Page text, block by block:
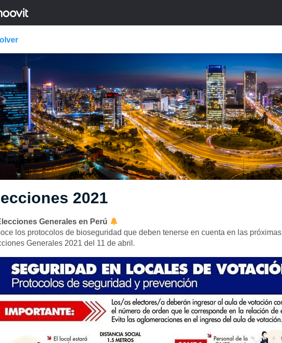
2021
Generales en Perú
los protocolos de bioseguridad que deben tenerse en cuenta en las próximas
Generales 2021 del 11 de abril.